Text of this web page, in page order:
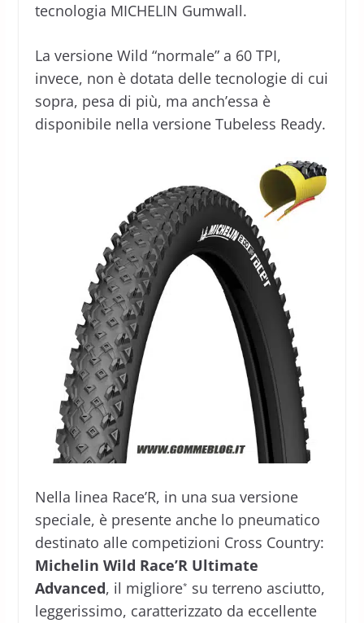
tecnologia MICHELIN Gumwall.
La versione Wild “normale” a 60 TPI,
invece, non è dotata delle tecnologie di cui
sopra, pesa di più, ma anch’essa è
disponibile nella versione Tubeless Ready.
Nella linea Race’R, in una sua versione
speciale, è presente anche lo pneumatico
destinato alle competizioni Cross Country:
Michelin Wild Race’R Ultimate
Advanced, il migliore* su terreno asciutto,
leggerissimo, caratterizzato da eccellente